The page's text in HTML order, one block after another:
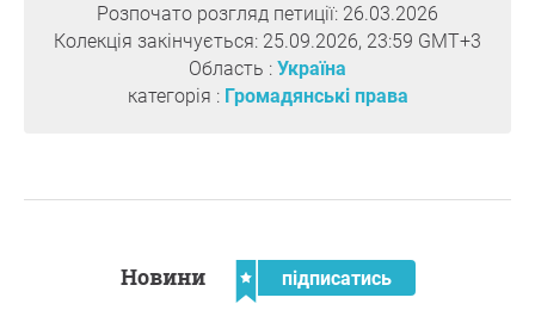
платників податків країн Європейського Союзу,
особливого значення набуває питання прозорості та
підзвітності цього процесу.
Станом на сьогодні відсутня публічно доступна
реалізації реформи, а також належного виконання
Україною зобов’язань щодо забезпечення відкритості,
Розпочато розгляд петиції: 26.03.2026
Колекція закінчується: 25.09.2026, 23:59 GMT+3
Область : Україна
категорія : Громадянські права
новини підписатись